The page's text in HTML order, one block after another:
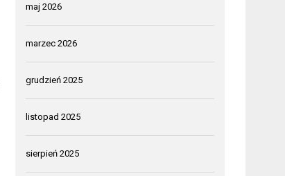
maj 2026
marzec 2026
grudzień 2025
listopad 2025
sierpień 2025